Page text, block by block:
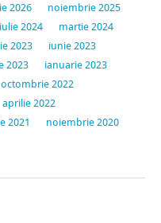
2026
noiembrie 2025
iulie 2024
martie 2024
2023
iunie 2023
2023
ianuarie 2023
octombrie 2022
aprilie 2022
2021
noiembrie 2020